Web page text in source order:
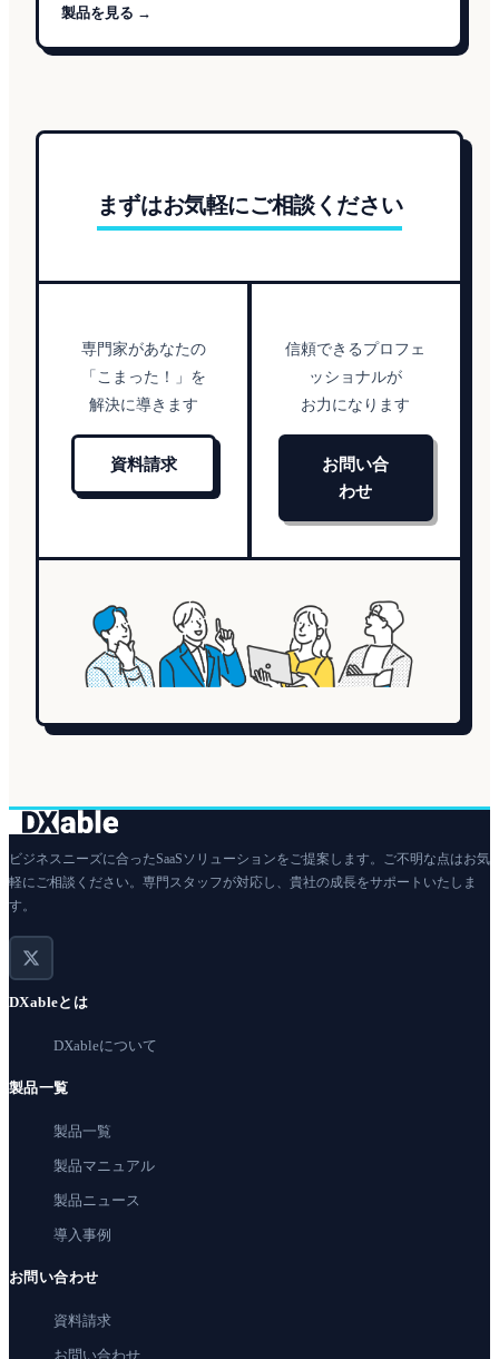
製品を見る →
まずはお気軽にご相談ください
専門家があなたの
「こまった！」を
解決に導きます
資料請求
信頼できるプロフェ
ッショナルが
お力になります
お問い合
わせ
ビジネスニーズに合ったSaaSソリューションをご提案します。ご不明な点はお気
軽にご相談ください。専門スタッフが対応し、貴社の成長をサポートいたしま
す。
DXableとは
DXableについて
製品一覧
製品一覧
製品マニュアル
製品ニュース
導入事例
お問い合わせ
資料請求
お問い合わせ